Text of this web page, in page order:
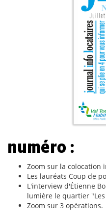
numéro :
Zoom sur la colocation
Les lauréats Coup de
L'interview d'Étienne
lumière le quartier
Zoom sur 3 opérations.